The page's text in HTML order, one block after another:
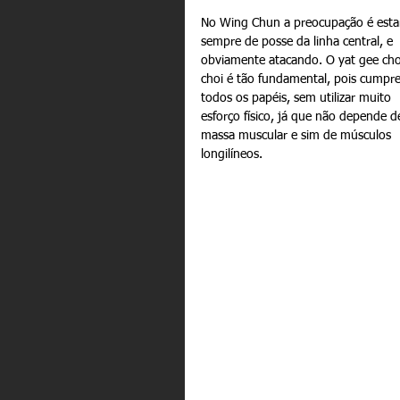
No Wing Chun a preocupação é
sempre de posse da linha central, e
obviamente atacando. O yat gee
choi é tão fundamental, pois cumpre
todos os papéis, sem utilizar muito
esforço físico, já que não depende
massa muscular e sim de músculos
longilíneos.